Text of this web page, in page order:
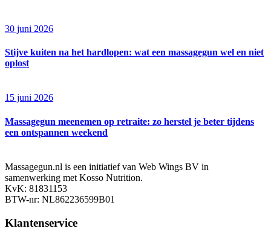
30 juni 2026
Stijve kuiten na het hardlopen: wat een massagegun wel en niet
oplost
15 juni 2026
Massagegun meenemen op retraite: zo herstel je beter tijdens
een ontspannen weekend
Massagegun.nl is een initiatief van Web Wings BV in
samenwerking met Kosso Nutrition.
KvK: 81831153
BTW-nr: NL862236599B01
Klantenservice